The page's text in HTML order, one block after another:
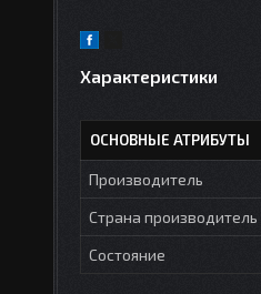
Характеристики
ОСНОВНЫЕ АТРИБУТЫ
Производитель
Страна производитель
Состояние